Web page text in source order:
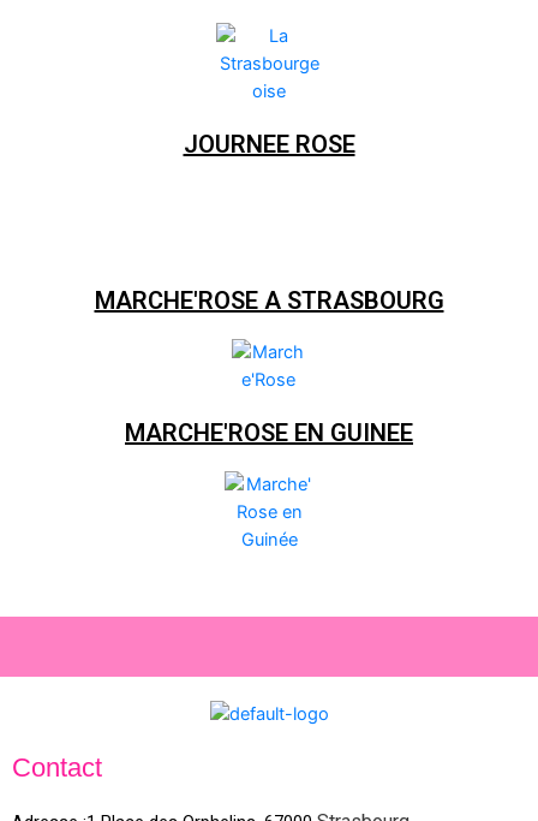
JOURNEE ROSE
MARCHE'ROSE A STRASBOURG
MARCHE'ROSE EN GUINEE
Contact